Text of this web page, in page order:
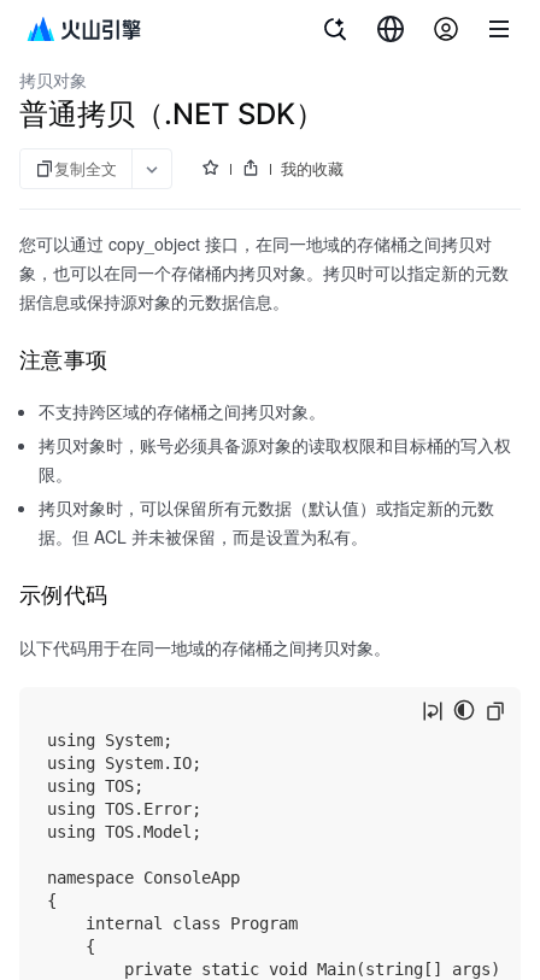
对象存储
拷贝对象
普通拷贝（.NET SDK）
复制全文 我的收藏
您可以通过 copy_object 接口，在同一地域的存储桶之间拷贝对
象，也可以在同一个存储桶内拷贝对象。拷贝时可以指定新的元数
据信息或保持源对象的元数据信息。
注意事项
不支持跨区域的存储桶之间拷贝对象。
拷贝对象时，账号必须具备源对象的读取权限和目标桶的写入权
限。
拷贝对象时，可以保留所有元数据（默认值）或指定新的元数
据。但 ACL 并未被保留，而是设置为私有。
示例代码
以下代码用于在同一地域的存储桶之间拷贝对象。
using System;
using System.IO;
using TOS;
using TOS.Error;
using TOS.Model;
namespace ConsoleApp
{
    internal class Program
    {
        private static void Main(string[] args)